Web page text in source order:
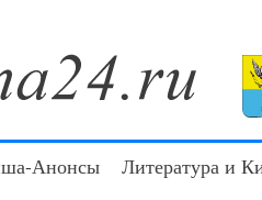
Анонсы
Литература и